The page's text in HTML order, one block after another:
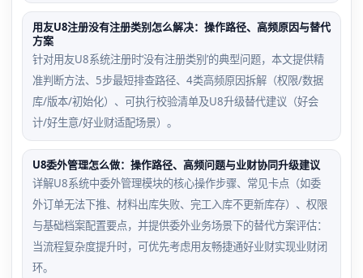
用友U8注册没有注册类别怎么解决：操作路径、高频原因与替代
方案
针对用友U8系统注册时‘没有注册类别’的典型问题，本文提供精
准判断方法、5步最短排查路径、4类高频原因拆解（权限/数据
库/版本/初始化）、可执行校验清单及U8升级替代建议（好会
计/好生意/好业财适配场景）。
U8委外管理怎么做：操作路径、高频问题与业财协同升级建议
详解U8系统中委外管理模块的核心操作步骤、常见卡点（如委
外订单无法下推、材料出库失败、完工入库不更新库存）、权限
与基础档案配置要点，并提供委外业务场景下的替代方案评估：
当流程复杂度提升时，可优先考虑用友畅捷通好业财实现业财闭
环。